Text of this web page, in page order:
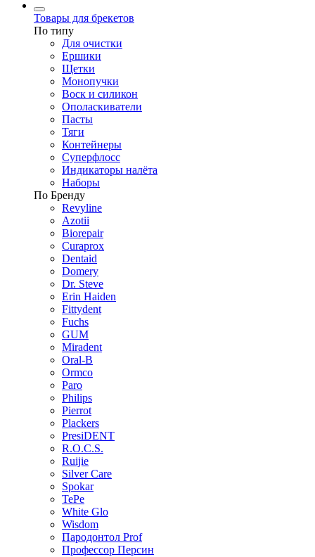
Товары для брекетов
По типу
Для очистки
Ершики
Щетки
Монопучки
Воск и силикон
Ополаскиватели
Пасты
Тяги
Контейнеры
Суперфлосс
Индикаторы налёта
Наборы
По Бренду
Revyline
Azotii
Biorepair
Curaprox
Dentaid
Domery
Dr. Steve
Erin Haiden
Fittydent
Fuchs
GUM
Miradent
Oral-B
Ormco
Paro
Philips
Pierrot
Plackers
PresiDENT
R.O.C.S.
Ruijie
Silver Care
Spokar
TePe
White Glo
Wisdom
Пародонтол Prof
Профессор Персин